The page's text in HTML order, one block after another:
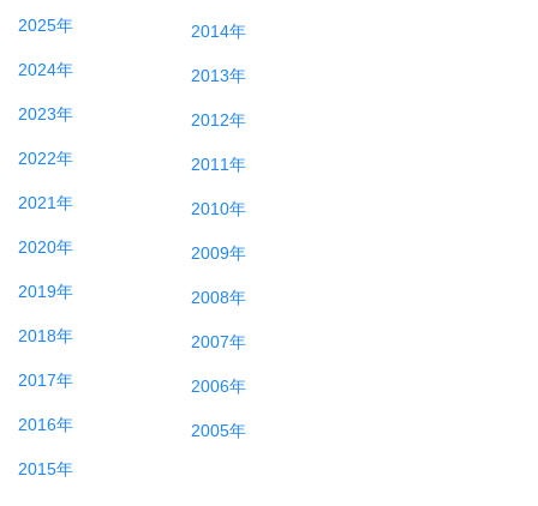
2025年
2024年
2023年
2022年
2021年
2020年
2019年
2018年
2017年
2016年
2015年
2014年
2013年
2012年
2011年
2010年
2009年
2008年
2007年
2006年
2005年